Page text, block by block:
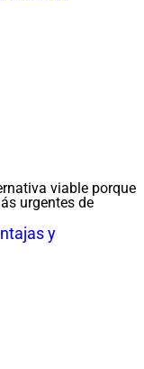
viable porque
urgentes de
y